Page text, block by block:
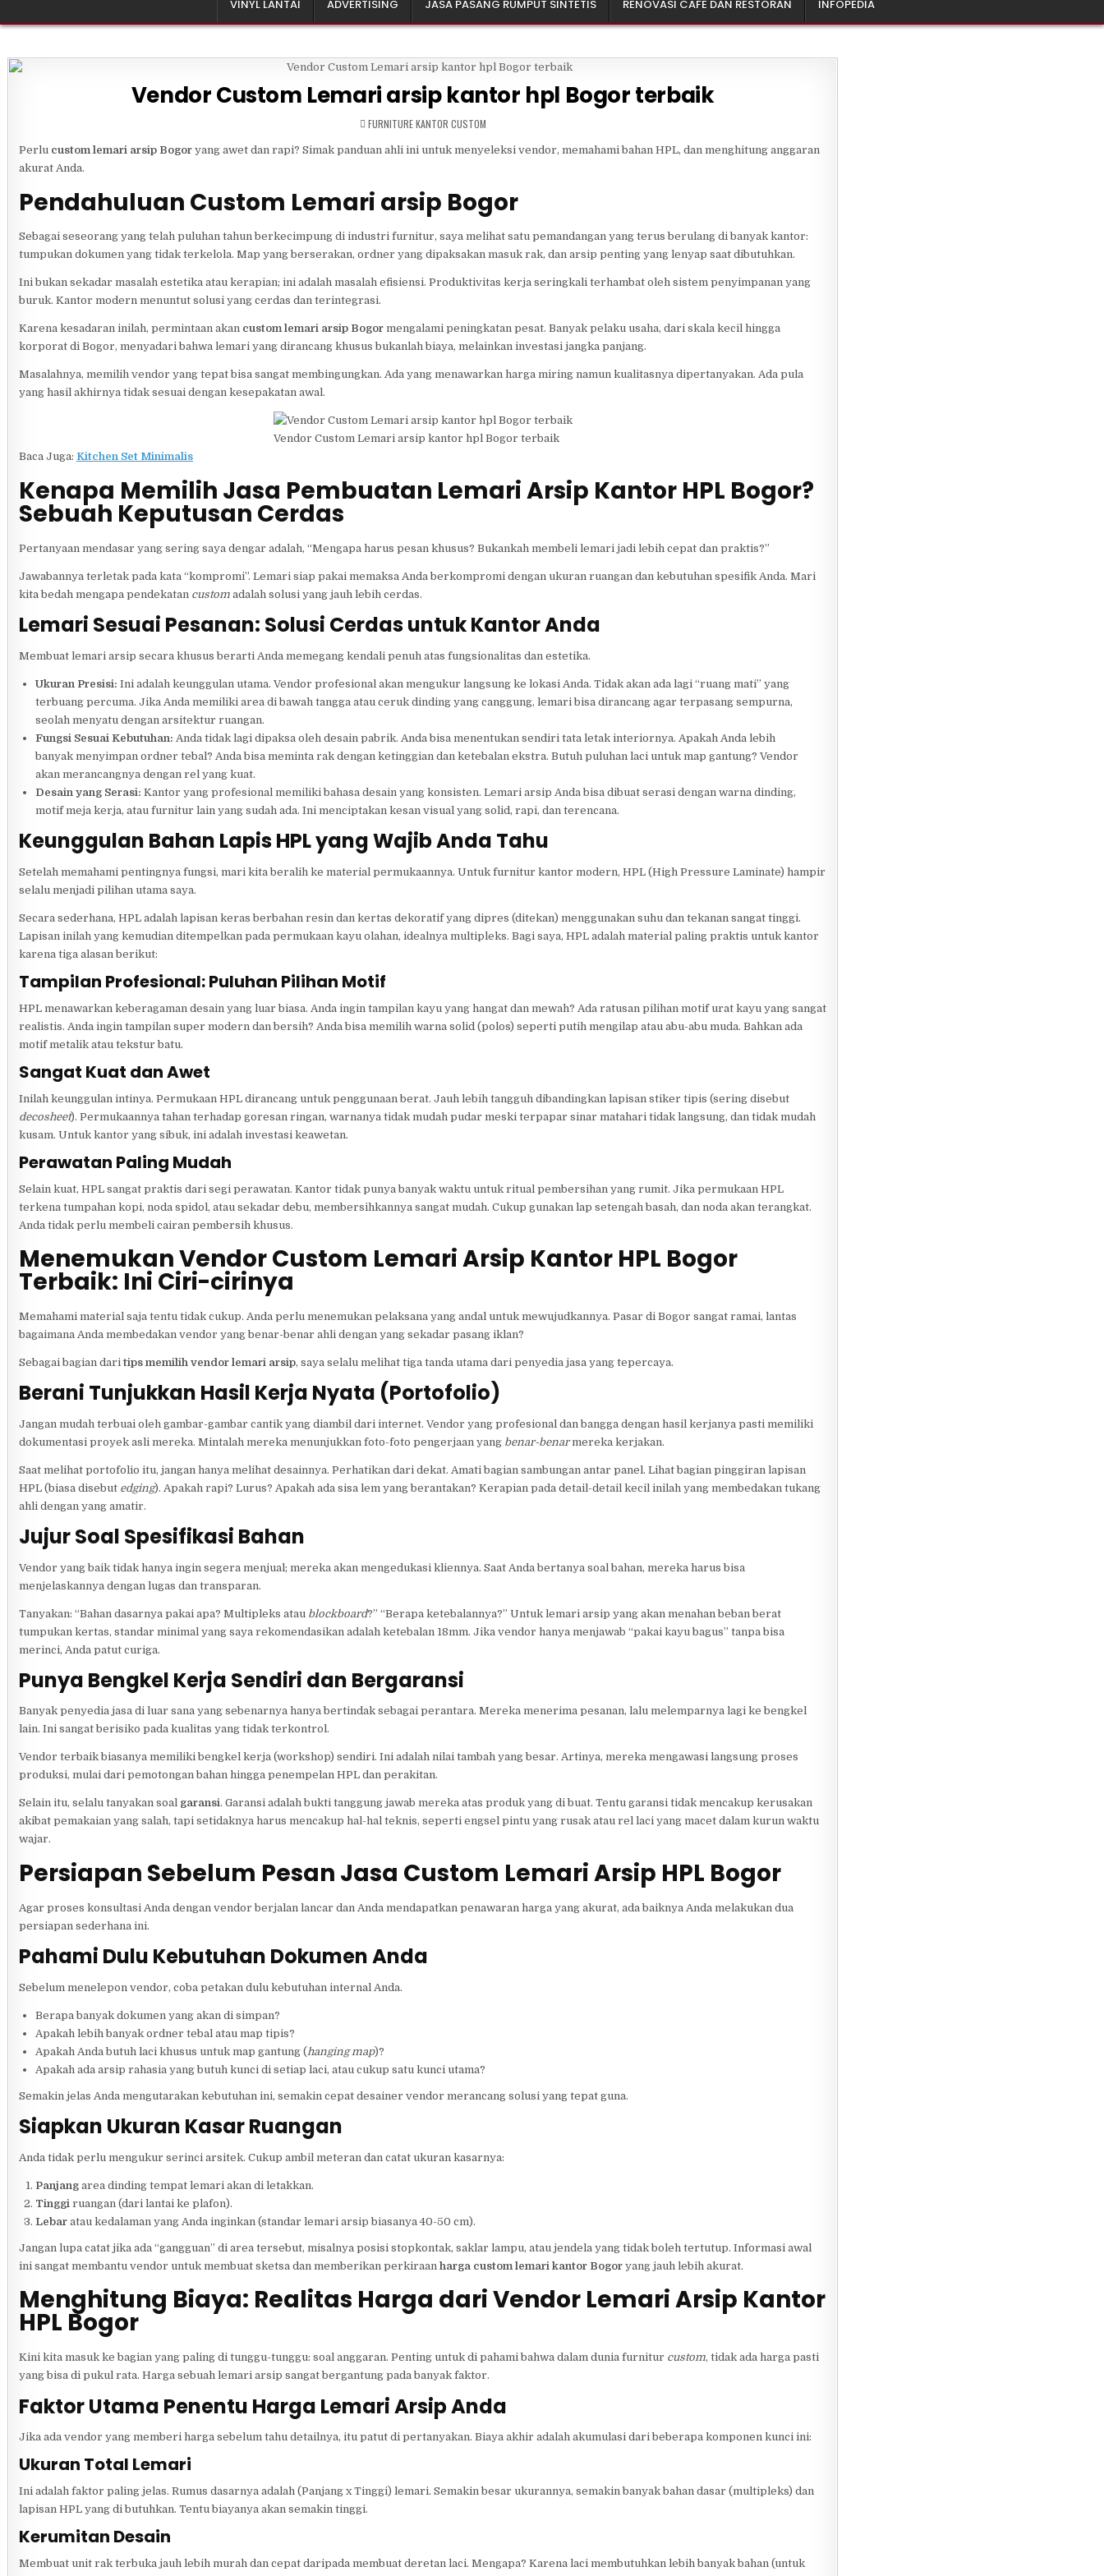
VINYL LANTAI ADVERTISING JASA PASANG RUMPUT SINTETIS RENOVASI CAFE DAN RESTORAN INFOPEDIA
Vendor Custom Lemari arsip kantor hpl Bogor terbaik
POSTED
IN
FURNITURE KANTOR CUSTOM
Perlu custom lemari arsip Bogoryang awet dan rapi? Simak panduan ahli ini untuk menyeleksi vendor, memahami bahan HPL, dan menghitung anggaran
akurat Anda.
Pendahuluan Custom Lemari arsip Bogor
Sebagai seseorang yang telah puluhan tahun berkecimpung di industri furnitur, saya melihat satu pemandangan yang terus berulang di banyak kantor:
tumpukan dokumen yang tidak terkelola. Map yang berserakan, ordner yang dipaksakan masuk rak, dan arsip penting yang lenyap saat dibutuhkan.
Ini bukan sekadar masalah estetika atau kerapian; ini adalah masalah efisiensi. Produktivitas kerja seringkali terhambat oleh sistem penyimpanan yang
buruk. Kantor modern menuntut solusi yang cerdas dan terintegrasi.
Karena kesadaran inilah, permintaan akan custom lemari arsip Bogormengalami peningkatan pesat. Banyak pelaku usaha, dari skala kecil hingga
korporat di Bogor, menyadari bahwa lemari yang dirancang khusus bukanlah biaya, melainkan investasi jangka panjang.
Masalahnya, memilih vendor yang tepat bisa sangat membingungkan. Ada yang menawarkan harga miring namun kualitasnya dipertanyakan. Ada pula
yang hasil akhirnya tidak sesuai dengan kesepakatan awal.
Vendor Custom Lemari arsip kantor hpl Bogor terbaik
Baca Juga: Kitchen Set Minimalis
Kenapa Memilih Jasa Pembuatan Lemari Arsip Kantor HPL Bogor?
Sebuah Keputusan Cerdas
Pertanyaan mendasar yang sering saya dengar adalah, “Mengapa harus pesan khusus? Bukankah membeli lemari jadi lebih cepat dan praktis?”
Jawabannya terletak pada kata “kompromi”. Lemari siap pakai memaksa Anda berkompromi dengan ukuran ruangan dan kebutuhan spesifik Anda. Mari
kita bedah mengapa pendekatan customadalah solusi yang jauh lebih cerdas.
Lemari Sesuai Pesanan: Solusi Cerdas untuk Kantor Anda
Membuat lemari arsip secara khusus berarti Anda memegang kendali penuh atas fungsionalitas dan estetika.
Ukuran Presisi: Ini adalah keunggulan utama. Vendor profesional akan mengukur langsung ke lokasi Anda. Tidak akan ada lagi “ruang mati” yang
terbuang percuma. Jika Anda memiliki area di bawah tangga atau ceruk dinding yang canggung, lemari bisa dirancang agar terpasang sempurna,
seolah menyatu dengan arsitektur ruangan.
Fungsi Sesuai Kebutuhan: Anda tidak lagi dipaksa oleh desain pabrik. Anda bisa menentukan sendiri tata letak interiornya. Apakah Anda lebih
banyak menyimpan ordner tebal? Anda bisa meminta rak dengan ketinggian dan ketebalan ekstra. Butuh puluhan laci untuk map gantung? Vendor
akan merancangnya dengan rel yang kuat.
Desain yang Serasi: Kantor yang profesional memiliki bahasa desain yang konsisten. Lemari arsip Anda bisa dibuat serasi dengan warna dinding,
motif meja kerja, atau furnitur lain yang sudah ada. Ini menciptakan kesan visual yang solid, rapi, dan terencana.
Keunggulan Bahan Lapis HPL yang Wajib Anda Tahu
Setelah memahami pentingnya fungsi, mari kita beralih ke material permukaannya. Untuk furnitur kantor modern, HPL (High Pressure Laminate) hampir
selalu menjadi pilihan utama saya.
Secara sederhana, HPL adalah lapisan keras berbahan resin dan kertas dekoratif yang dipres (ditekan) menggunakan suhu dan tekanan sangat tinggi.
Lapisan inilah yang kemudian ditempelkan pada permukaan kayu olahan, idealnya multipleks. Bagi saya, HPL adalah material paling praktis untuk kantor
karena tiga alasan berikut:
Tampilan Profesional: Puluhan Pilihan Motif
HPL menawarkan keberagaman desain yang luar biasa. Anda ingin tampilan kayu yang hangat dan mewah? Ada ratusan pilihan motif urat kayu yang sangat
realistis. Anda ingin tampilan super modern dan bersih? Anda bisa memilih warna solid (polos) seperti putih mengilap atau abu-abu muda. Bahkan ada
motif metalik atau tekstur batu.
Sangat Kuat dan Awet
Inilah keunggulan intinya. Permukaan HPL dirancang untuk penggunaan berat. Jauh lebih tangguh dibandingkan lapisan stiker tipis (sering disebut
decosheet). Permukaannya tahan terhadap goresan ringan, warnanya tidak mudah pudar meski terpapar sinar matahari tidak langsung, dan tidak mudah
kusam. Untuk kantor yang sibuk, ini adalah investasi keawetan.
Perawatan Paling Mudah
Selain kuat, HPL sangat praktis dari segi perawatan. Kantor tidak punya banyak waktu untuk ritual pembersihan yang rumit. Jika permukaan HPL
terkena tumpahan kopi, noda spidol, atau sekadar debu, membersihkannya sangat mudah. Cukup gunakan lap setengah basah, dan noda akan terangkat.
Anda tidak perlu membeli cairan pembersih khusus.
Menemukan Vendor Custom Lemari Arsip Kantor HPL Bogor
Terbaik: Ini Ciri-cirinya
Memahami material saja tentu tidak cukup. Anda perlu menemukan pelaksana yang andal untuk mewujudkannya. Pasar di Bogor sangat ramai, lantas
bagaimana Anda membedakan vendor yang benar-benar ahli dengan yang sekadar pasang iklan?
Sebagai bagian daritips memilih vendor lemari arsip, saya selalu melihat tiga tanda utama dari penyedia jasa yang tepercaya.
Berani Tunjukkan Hasil Kerja Nyata (Portofolio)
Jangan mudah terbuai oleh gambar-gambar cantik yang diambil dari internet. Vendor yang profesional dan bangga dengan hasil kerjanya pasti memiliki
dokumentasi proyek asli mereka. Mintalah mereka menunjukkan foto-foto pengerjaan yang benar-benarmereka kerjakan.
Saat melihat portofolio itu, jangan hanya melihat desainnya. Perhatikan dari dekat. Amati bagian sambungan antar panel. Lihat bagian pinggiran lapisan
HPL (biasa disebut edging). Apakah rapi? Lurus? Apakah ada sisa lem yang berantakan? Kerapian pada detail-detail kecil inilah yang membedakan tukang
ahli dengan yang amatir.
Jujur Soal Spesifikasi Bahan
Vendor yang baik tidak hanya ingin segera menjual; mereka akan mengedukasi kliennya. Saat Anda bertanya soal bahan, mereka harus bisa
menjelaskannya dengan lugas dan transparan.
Tanyakan: “Bahan dasarnya pakai apa? Multipleks atau blockboard?” “Berapa ketebalannya?” Untuk lemari arsip yang akan menahan beban berat
tumpukan kertas, standar minimal yang saya rekomendasikan adalah ketebalan 18mm. Jika vendor hanya menjawab “pakai kayu bagus” tanpa bisa
merinci, Anda patut curiga.
Punya Bengkel Kerja Sendiri dan Bergaransi
Banyak penyedia jasa di luar sana yang sebenarnya hanya bertindak sebagai perantara. Mereka menerima pesanan, lalu melemparnya lagi ke bengkel
lain. Ini sangat berisiko pada kualitas yang tidak terkontrol.
Vendor terbaik biasanya memiliki bengkel kerja (workshop) sendiri. Ini adalah nilai tambah yang besar. Artinya, mereka mengawasi langsung proses
produksi, mulai dari pemotongan bahan hingga penempelan HPL dan perakitan.
Selain itu, selalu tanyakan soal garansi. Garansi adalah bukti tanggung jawab mereka atas produk yang di buat. Tentu garansi tidak mencakup kerusakan
akibat pemakaian yang salah, tapi setidaknya harus mencakup hal-hal teknis, seperti engsel pintu yang rusak atau rel laci yang macet dalam kurun waktu
wajar.
Persiapan Sebelum Pesan Jasa Custom Lemari Arsip HPL Bogor
Agar proses konsultasi Anda dengan vendor berjalan lancar dan Anda mendapatkan penawaran harga yang akurat, ada baiknya Anda melakukan dua
persiapan sederhana ini.
Pahami Dulu Kebutuhan Dokumen Anda
Sebelum menelepon vendor, coba petakan dulu kebutuhan internal Anda.
Berapa banyak dokumen yang akan di simpan?
Apakah lebih banyak ordner tebal atau map tipis?
Apakah Anda butuh laci khusus untuk map gantung (hanging map)?
Apakah ada arsip rahasia yang butuh kunci di setiap laci, atau cukup satu kunci utama?
Semakin jelas Anda mengutarakan kebutuhan ini, semakin cepat desainer vendor merancang solusi yang tepat guna.
Siapkan Ukuran Kasar Ruangan
Anda tidak perlu mengukur serinci arsitek. Cukup ambil meteran dan catat ukuran kasarnya:
Panjangarea dinding tempat lemari akan di letakkan.
Tinggi ruangan (dari lantai ke plafon).
Lebaratau kedalaman yang Anda inginkan (standar lemari arsip biasanya 40-50 cm).
Jangan lupa catat jika ada “gangguan” di area tersebut, misalnya posisi stopkontak, saklar lampu, atau jendela yang tidak boleh tertutup. Informasi awal
ini sangat membantu vendor untuk membuat sketsa dan memberikan perkiraan harga custom lemari kantor Bogoryang jauh lebih akurat.
Menghitung Biaya: Realitas Harga dari Vendor Lemari Arsip Kantor
HPL Bogor
Kini kita masuk ke bagian yang paling di tunggu-tunggu: soal anggaran. Penting untuk di pahami bahwa dalam dunia furnitur custom, tidak ada harga pasti
yang bisa di pukul rata. Harga sebuah lemari arsip sangat bergantung pada banyak faktor.
Faktor Utama Penentu Harga Lemari Arsip Anda
Jika ada vendor yang memberi harga sebelum tahu detailnya, itu patut di pertanyakan. Biaya akhir adalah akumulasi dari beberapa komponen kunci ini:
Ukuran Total Lemari
Ini adalah faktor paling jelas. Rumus dasarnya adalah (Panjang x Tinggi) lemari. Semakin besar ukurannya, semakin banyak bahan dasar (multipleks) dan
lapisan HPL yang di butuhkan. Tentu biayanya akan semakin tinggi.
Kerumitan Desain
Membuat unit rak terbuka jauh lebih murah dan cepat daripada membuat deretan laci. Mengapa? Karena laci membutuhkan lebih banyak bahan (untuk